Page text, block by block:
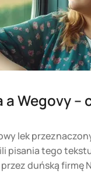
też efekty w
W tym artykule
masę ciała,
skutki uboczne.
a Wegovy –
lek
pisania tego
duńską firmę
rynek. Czym